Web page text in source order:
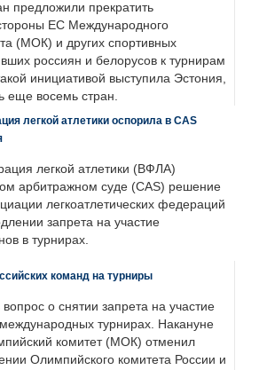
предложили прекратить
ЕС Международного
(МОК) и других спортивных
россиян и белорусов к турнирам
инициативой выступила Эстония,
еще восемь стран.
легкой атлетики оспорила в CAS
легкой атлетики (ВФЛА)
арбитражном суде (CAS) решение
легкоатлетических федераций
запрета на участие
в турнирах.
команд на турниры
о снятии запрета на участие
турнирах. Накануне
комитет (МОК) отменил
Олимпийского комитета России и